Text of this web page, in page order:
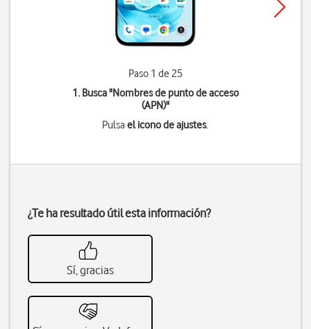
Paso 1 de 25
1. Busca "Nombres de punto de acceso
(APN)"
Pulsael icono de ajustes.
¿Te ha resultado útil esta información?
Sí, gracias